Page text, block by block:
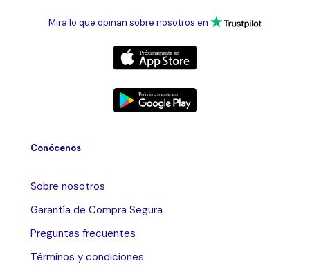
Mira lo que opinan sobre nosotros en
Conócenos
Sobre nosotros
Garantía de Compra Segura
Preguntas frecuentes
Términos y condiciones